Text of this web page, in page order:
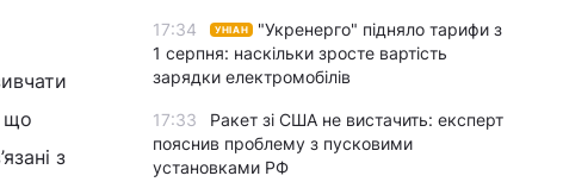
що
з
17:34 УНІАН
"Укренерго" підняло тарифи з
1 серпня: наскільки зросте вартість
зарядки електромобілів
17:33
Ракет зі США не вистачить: експерт
пояснив проблему з пусковими
установками РФ